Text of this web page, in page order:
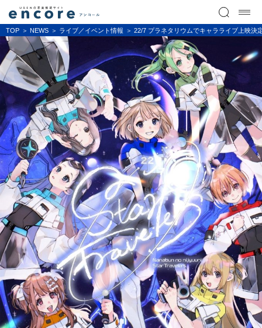
TOP NEWS ライブ／イベント情報 22/7 プラネタリウムでキャラライブ上映決